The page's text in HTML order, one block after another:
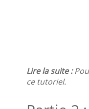
Lire la suite :
ce tutoriel.